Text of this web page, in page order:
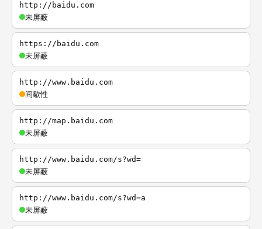
http://baidu.com
未屏蔽
https://baidu.com
未屏蔽
http://www.baidu.com
间歇性
http://map.baidu.com
未屏蔽
http://www.baidu.com/s?wd=
未屏蔽
http://www.baidu.com/s?wd=a
未屏蔽